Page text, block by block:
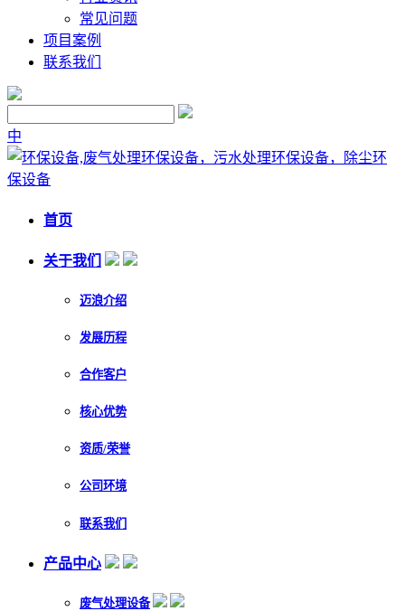
常见问题
项目案例
联系我们
中
首页
关于我们
迈浪介绍
发展历程
合作客户
核心优势
资质/荣誉
公司环境
联系我们
产品中心
废气处理设备